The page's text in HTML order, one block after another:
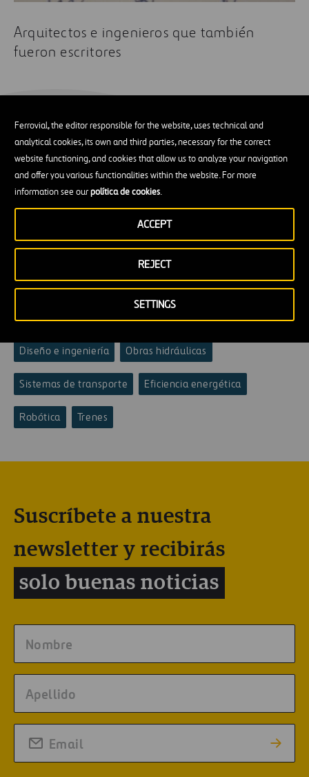
Ferrovial, the editor responsible for the website, uses technical and
analytical cookies, its own and third parties, necessary for the correct
website functioning, and cookies that allow us to analyze your navigation
and offer you various functionalities within the website. For more
information see ourpolítica de cookies.
SETTINGS
REJECT
ACCEPT
Arquitectos e ingenieros que también
fueron escritores
Los más leídos
Arquitectos e ingenieros que también
fueron escritores
Etiquetas
Diseño e ingeniería Obras hidráulicas
Sistemas de transporte Eficiencia energética
Robótica Trenes
Suscríbete a nuestra
newsletter y recibirás
solo buenas noticias